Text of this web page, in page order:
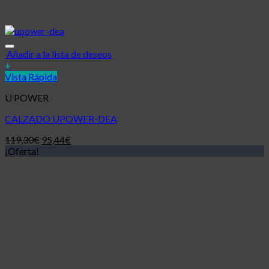
Añadir a la lista de deseos
+
Vista Rápida
U POWER
CALZADO UPOWER-DEA
119,30€ 95,44€
¡Oferta!